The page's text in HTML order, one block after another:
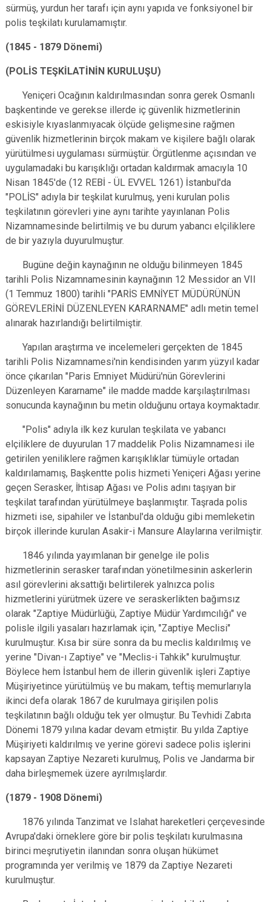
sürmüş, yurdun her tarafı için aynı yapıda ve fonksiyonel bir
polis teşkilatı kurulamamıştır.
(1845 - 1879 Dönemi)
(POLİS TEŞKİLATİNİN KURULUŞU)
Yeniçeri Ocağının kaldırılmasından sonra gerek Osmanlı
başkentinde ve gerekse illerde iç güvenlik hizmetlerinin
eskisiyle kıyaslanmıyacak ölçüde gelişmesine rağmen
güvenlik hizmetlerinin birçok makam ve kişilere bağlı olarak
yürütülmesi uygulaması sürmüştür. Örgütlenme açısından ve
uygulamadaki bu karışıklığı ortadan kaldırmak amacıyla 10
Nisan 1845'de (12 REBİ - ÜL EVVEL 1261) İstanbul'da
"POLİS" adıyla bir teşkilat kurulmuş, yeni kurulan polis
teşkilatının görevleri yine aynı tarihte yayınlanan Polis
Nizamnamesinde belirtilmiş ve bu durum yabancı elçiliklere
de bir yazıyla duyurulmuştur.
Bugüne değin kaynağının ne olduğu bilinmeyen 1845
tarihli Polis Nizamnamesinin kaynağının 12 Messidor an VII
(1 Temmuz 1800) tarihli "PARİS EMNİYET MÜDÜRÜNÜN
GÖREVLERİNİ DÜZENLEYEN KARARNAME" adlı metin temel
alınarak hazırlandığı belirtilmiştir.
Yapılan araştırma ve incelemeleri gerçekten de 1845
tarihli Polis Nizamnamesi'nin kendisinden yarım yüzyıl kadar
önce çıkarılan "Paris Emniyet Müdürü'nün Görevlerini
Düzenleyen Kararname" ile madde madde karşılaştırılması
sonucunda kaynağının bu metin olduğunu ortaya koymaktadır.
"Polis" adıyla ilk kez kurulan teşkilata ve yabancı
elçiliklere de duyurulan 17 maddelik Polis Nizamnamesi ile
getirilen yeniliklere rağmen karışıklıklar tümüyle ortadan
kaldırılamamış, Başkentte polis hizmeti Yeniçeri Ağası yerine
geçen Serasker, İhtisap Ağası ve Polis adını taşıyan bir
teşkilat tarafından yürütülmeye başlanmıştır. Taşrada polis
hizmeti ise, sipahiler ve İstanbul'da olduğu gibi memleketin
birçok illerinde kurulan Asakir-i Mansure Alaylarına verilmiştir.
1846 yılında yayımlanan bir genelge ile polis
hizmetlerinin serasker tarafından yönetilmesinin askerlerin
asıl görevlerini aksattığı belirtilerek yalnızca polis
hizmetlerini yürütmek üzere ve seraskerlikten bağımsız
olarak "Zaptiye Müdürlüğü, Zaptiye Müdür Yardımcılığı" ve
polisle ilgili yasaları hazırlamak için, "Zaptiye Meclisi"
kurulmuştur. Kısa bir süre sonra da bu meclis kaldırılmış ve
yerine "Divan-ı Zaptiye" ve "Meclis-i Tahkik" kurulmuştur.
Böylece hem İstanbul hem de illerin güvenlik işleri Zaptiye
Müşiriyetince yürütülmüş ve bu makam, teftiş memurlarıyla
ikinci defa olarak 1867 de kurulmaya girişilen polis
teşkilatının bağlı olduğu tek yer olmuştur. Bu Tevhidi Zabıta
Dönemi 1879 yılına kadar devam etmiştir. Bu yılda Zaptiye
Müşiriyeti kaldırılmış ve yerine görevi sadece polis işlerini
kapsayan Zaptiye Nezareti kurulmuş, Polis ve Jandarma bir
daha birleşmemek üzere ayrılmışlardır.
(1879 - 1908 Dönemi)
1876 yılında Tanzimat ve Islahat hareketleri çerçevesinde
Avrupa'daki örneklere göre bir polis teşkilatı kurulmasına
birinci meşrutiyetin ilanından sonra oluşan hükümet
programında yer verilmiş ve 1879 da Zaptiye Nezareti
kurulmuştur.